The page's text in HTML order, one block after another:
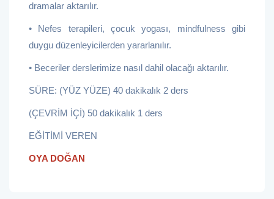
dramalar aktarılır.
• Nefes terapileri, çocuk yogası, mindfulness gibi
duygu düzenleyicilerden yararlanılır.
• Beceriler derslerimize nasıl dahil olacağı aktarılır.
SÜRE: (YÜZ YÜZE) 40 dakikalık 2 ders
(ÇEVRİM İÇİ) 50 dakikalık 1 ders
EĞİTİMİ VEREN
OYA DOĞAN